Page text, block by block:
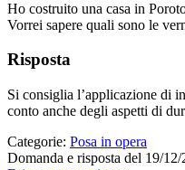
Ho costruito una casa in
Vorrei sapere quali sono le
Risposta
Si consiglia l’applicazione di
conto anche degli aspetti di
Categorie: Posa in opera
Domanda e risposta del 19/12/